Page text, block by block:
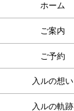
ホーム
ご案内
ご予約
入ルの想い
入ルの軌跡